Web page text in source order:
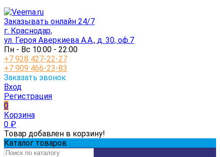
Заказывать онлайн 24/7
г. Краснодар,
ул. Героя Аверкиева А.А., д. 30, оф.7
Пн - Вс 10:00 - 22:00
+7 928 427-22-27
+7 909 466-23-83
Заказать звонок
Вход
Регистрация
0
Корзина
0 ₽
Товар добавлен в корзину!
Каталог товаров